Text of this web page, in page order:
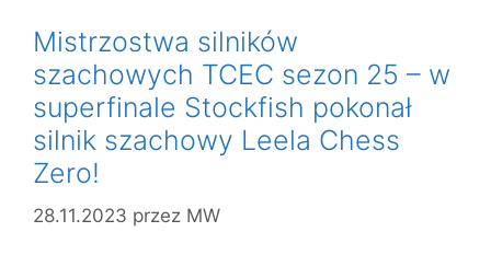
Mistrzostwa silników
szachowych TCEC sezon 25 – w
superfinale Stockfish pokonał
silnik szachowy Leela Chess
Zero!
28.11.2023 przez MW